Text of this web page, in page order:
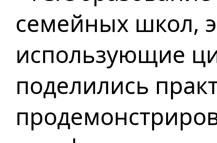
семейных школ,
использующие
поделились